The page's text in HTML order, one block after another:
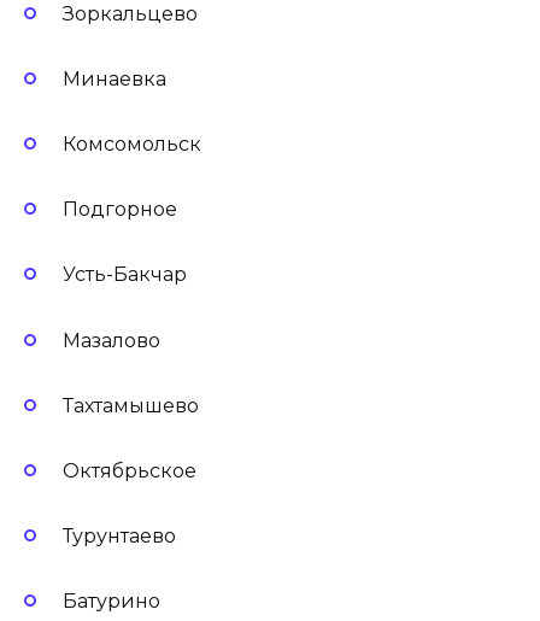
Зоркальцево
Минаевка
Комсомольск
Подгорное
Усть-Бакчар
Мазалово
Тахтамышево
Октябрьское
Турунтаево
Батурино